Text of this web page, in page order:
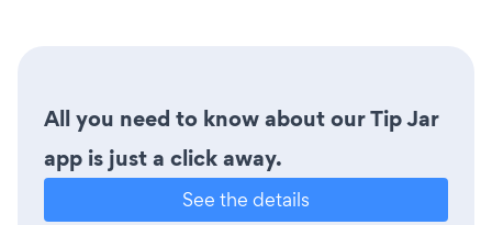
All you need to know about our Tip Jar
app is just a click away.
See the details